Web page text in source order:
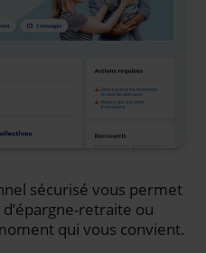
sécurisé vous permet
retraite ou
qui vous convient.